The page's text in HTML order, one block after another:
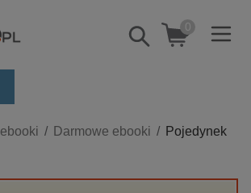
Pokaż/schowaj
wyszukiwarkę
0
ebooki Darmowe ebooki Pojedynek